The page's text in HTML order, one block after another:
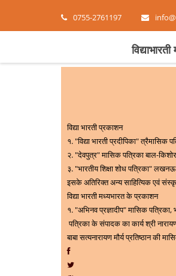
0755-2761197
विद्या भारती प्रकाशन
१."विद्या भारती प्रदीपिका" त्रैमासिक
२."देवपुत्र" मासिक पत्रिका बाल-
३."भारतीय शिक्षा शोध पत्रिका"
इसके अतिरिक्त अन्य साहित्यिक एवं
विद्या भारती मध्यभारत के प्रकाशन
१."अभिनव प्रज्ञादीप" मासिक पत्रिका,
पत्रिका के संपादक का कार्य श्री
बाबा सत्यनारायण मौर्य प्रतिष्ठान